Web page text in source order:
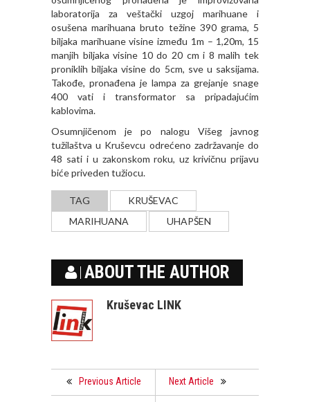
laboratorija za veštački uzgoj marihuane i
osušena marihuana bruto težine 390 grama, 5
biljaka marihuane visine između 1m – 1,20m, 15
manjih biljaka visine 10 do 20 cm i 8 malih tek
proniklih biljaka visine do 5cm, sve u saksijama.
Takođe, pronađena je lampa za grejanje snage
400 vati i transformator sa pripadajućim
kablovima.
Osumnjičenom je po nalogu Višeg javnog
tužilaštva u Kruševcu odrećeno zadržavanje do
48 sati i u zakonskom roku, uz krivičnu prijavu
biće priveden tužiocu.
TAG
KRUŠEVAC
MARIHUANA
UHAPŠEN
ABOUT THE AUTHOR
Kruševac LINK
Previous Article Next Article